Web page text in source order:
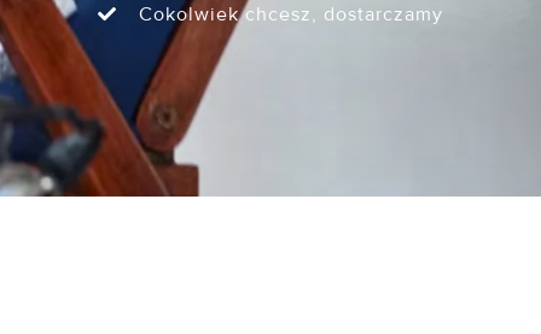
Cokolwiek chcesz, dostarczamy